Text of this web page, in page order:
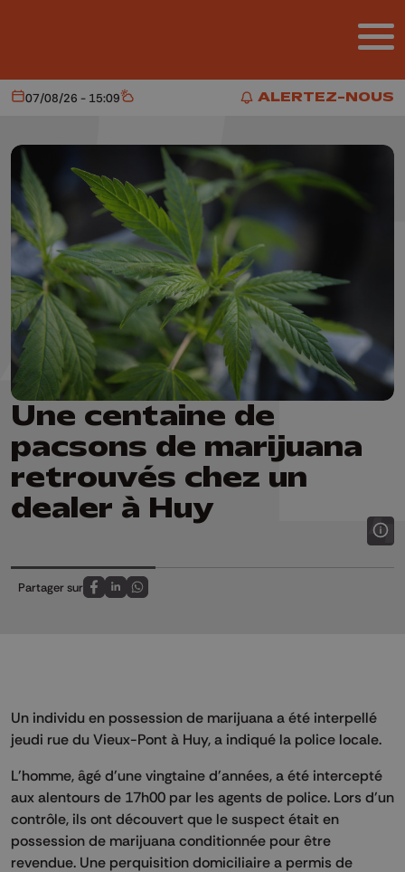
ALERTEZ-NOUS
ALERTEZ-NOUS
Aujourd'hui
07/08/26 - 15:09 Météo
Une centaine de
pacsons de marijuana
retrouvés chez un
dealer à Huy
Partager sur
Partagez sur FaceBook
Partagez sur LinkedIn
Partagez sur Whatsapp
Un individu en possession de marijuana a été interpellé
jeudi rue du Vieux-Pont à Huy, a indiqué la police locale.
L'homme, âgé d'une vingtaine d'années, a été intercepté
aux alentours de 17h00 par les agents de police. Lors d'un
contrôle, ils ont découvert que le suspect était en
possession de marijuana conditionnée pour être
revendue. Une perquisition domiciliaire a permis de